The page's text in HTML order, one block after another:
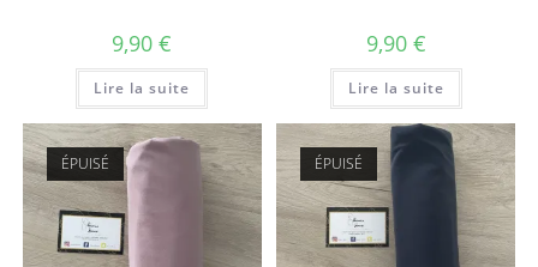
9,90€
Lire la suite
9,90 €
Lire la suite
ÉPUISÉ ÉPUISÉ